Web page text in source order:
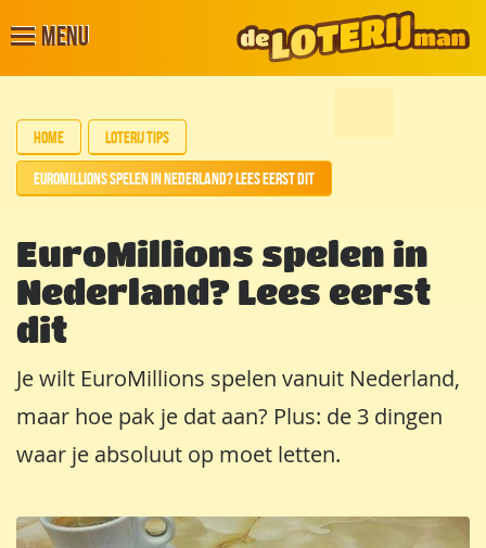
Menu
Home Loterij tips
EuroMillions spelen in Nederland? Lees eerst dit
EuroMillions spelen in
Nederland? Lees eerst
dit
Je wilt EuroMillions spelen vanuit Nederland,
maar hoe pak je dat aan? Plus: de 3 dingen
waar je absoluut op moet letten.